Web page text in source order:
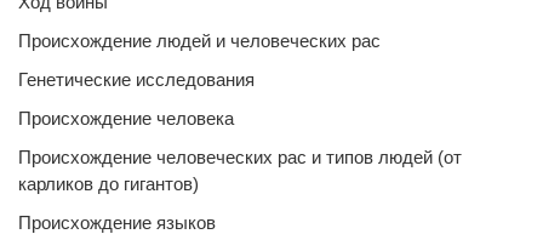
Происхождение людей и человеческих рас
Генетические исследования
Происхождение человека
Происхождение человеческих рас и типов людей (от
карликов до гигантов)
Происхождение языков